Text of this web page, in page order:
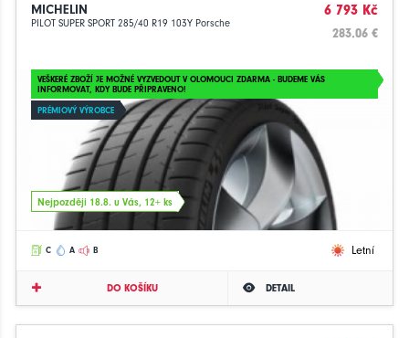
MICHELIN
PILOT SUPER SPORT 285/40 R19 103Y Porsche
6 793 Kč
283.06 €
VEŠKERÉ ZBOŽÍ JE MOŽNÉ VYZVEDOUT V OLOMOUCI ZDARMA - BUDEME VÁS
INFORMOVAT, KDY BUDE PŘIPRAVENO!
PRÉMIOVÝ VÝROBCE
Nejpozději 18.8. u Vás, 12+ ks
C A B Letní
DO KOŠÍKU DETAIL